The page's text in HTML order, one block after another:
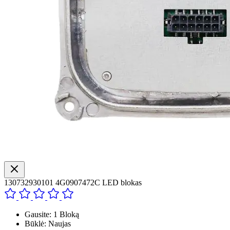
130732930101 4G0907472C LED blokas
Gausite: 1 Bloką
Būklė: Naujas